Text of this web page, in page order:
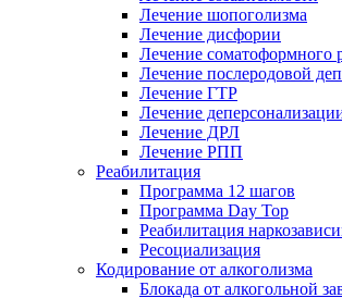
Лечение шопоголизма
Лечение дисфории
Лечение соматоформного
Лечение послеродовой
Лечение ГТР
Лечение
Лечение ДРЛ
Лечение РПП
Реабилитация
Программа 12 шагов
Программа Day Top
Реабилитация
Ресоциализация
Кодирование от алкоголизма
Блокада от алкогольной